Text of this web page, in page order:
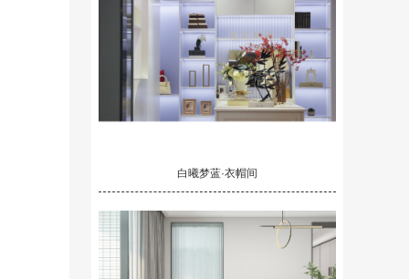
白曦梦蓝·衣帽间